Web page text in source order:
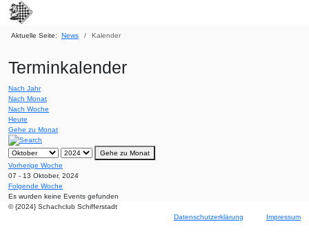
Aktuelle Seite: News Kalender
Terminkalender
Nach Jahr
Nach Monat
Nach Woche
Heute
Gehe zu Monat
Gehe zu Monat
Vorherige Woche
07 - 13 Oktober, 2024
Folgende Woche
Es wurden keine Events gefunden
© {2024} Schachclub Schifferstadt
Datenschutzerklärung
Impressum